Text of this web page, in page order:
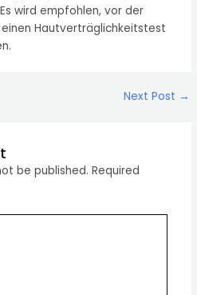
wird empfohlen, vor der
Hautverträglichkeitstest
Next Post →
be published. Required